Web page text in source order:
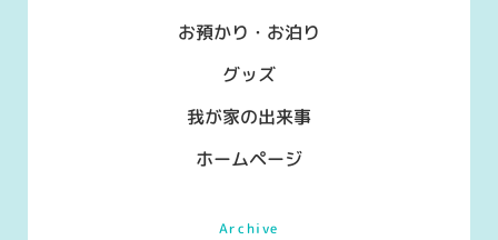
お預かり・お泊り
グッズ
我が家の出来事
ホームページ
Archive